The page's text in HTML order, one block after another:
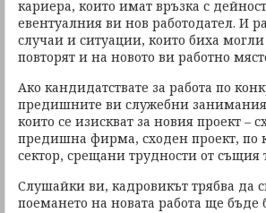
кариера, които имат връзка с
евентуалния ви нов работодател. И
случаи и ситуации, които биха могли
повторят и на новото ви работно
Ако кандидатствате за работа по
предишните ви служебни занимания
които се изискват за новия проект
предишна фирма, сходен проект, по
сектор, срещани трудности от същия
Слушайки ви, кадровикът трябва да
поемането на новата работа ще бъде